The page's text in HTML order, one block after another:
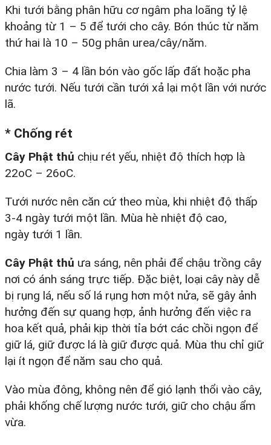
Khi tưới bằng phân hữu cơ ngâm pha loãng tỷ lệ
khoảng từ 1 – 5 để tưới cho cây. Bón thúc từ năm
thứ hai là 10 – 50g phân urea/cây/năm.
Chia làm 3 – 4 lần bón vào gốc lấp đất hoặc pha
nước tưới. Nếu tưới cần tưới xả lại một lần với nước
lã.
* Chống rét
Cây Phật thủ chịu rét yếu, nhiệt độ thích hợp là
22oC – 26oC.
Tưới nước nên căn cứ theo mùa, khi nhiệt độ thấp
3-4 ngày tưới một lần. Mùa hè nhiệt độ cao,
ngày tưới 1 lần.
Cây Phật thủ ưa sáng, nên phải để chậu trồng cây
nơi có ánh sáng trực tiếp. Đặc biệt, loại cây này dễ
bị rụng lá, nếu số lá rụng hơn một nửa, sẽ gây ảnh
hưởng đến sự quang hợp, ảnh hưởng đến việc ra
hoa kết quả, phải kịp thời tỉa bớt các chồi ngọn để
giữ lá, giữ được lá là giữ được quả. Mùa thu chỉ giữ
lại ít ngọn để năm sau cho quả.
Vào mùa đông, không nên để gió lạnh thổi vào cây,
phải khống chế lượng nước tưới, giữ cho chậu ẩm
vừa.